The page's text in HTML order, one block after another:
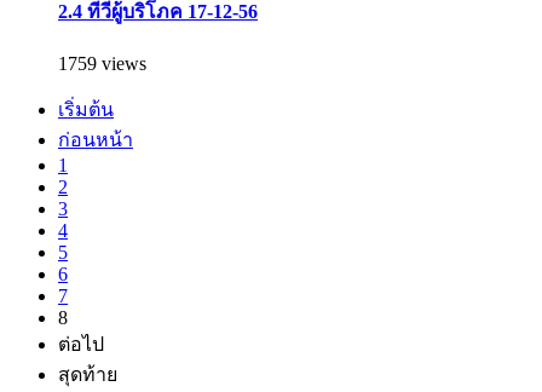
2.4 ทีวีผู้บริโภค 17-12-56
1759 views
เริ่มต้น
ก่อนหน้า
1
2
3
4
5
6
7
8
ต่อไป
สุดท้าย